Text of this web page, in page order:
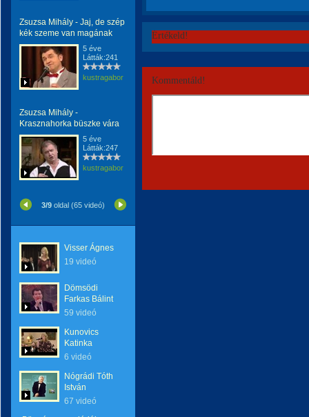
Zsuzsa Mihály - Jaj, de szép
kék szeme van magának
5 éve
Látták:241
kustragabor
Zsuzsa Mihály -
Krasznahorka büszke vára
5 éve
Látták:247
kustragabor
3/9 oldal (65 videó)
Visser Ágnes
19 videó
Dömsödi
Farkas Bálint
59 videó
Kunovics
Katinka
6 videó
Nógrádi Tóth
István
67 videó
Értékeld!
Kommentáld!